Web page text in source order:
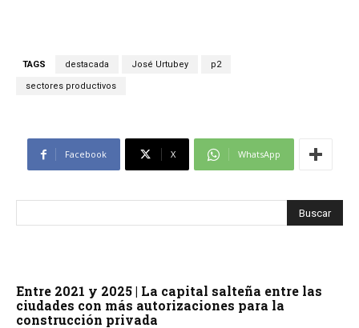
TAGS destacada José Urtubey p2
sectores productivos
Facebook X WhatsApp
Entre 2021 y 2025 | La capital salteña entre las
ciudades con más autorizaciones para la
construcción privada